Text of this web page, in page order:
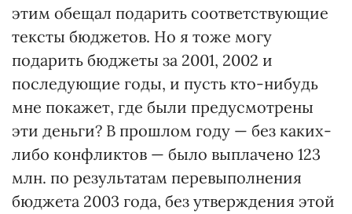
этим обещал подарить соответствующие
тексты бюджетов. Но я тоже могу
подарить бюджеты за 2001, 2002 и
последующие годы, и пусть кто-нибудь
мне покажет, где были предусмотрены
эти деньги? В прошлом году — без каких-
либо конфликтов — было выплачено 123
млн. по результатам перевыполнения
бюджета 2003 года, без утверждения этой